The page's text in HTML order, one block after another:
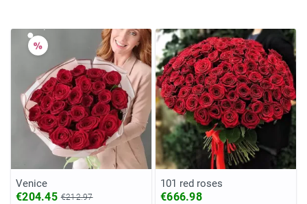
Venice
€204.45 €212.97
101 red roses
€666.98